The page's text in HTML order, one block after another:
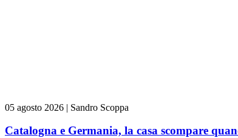
05 agosto 2026 | Sandro Scoppa
Catalogna e Germania, la casa scompare